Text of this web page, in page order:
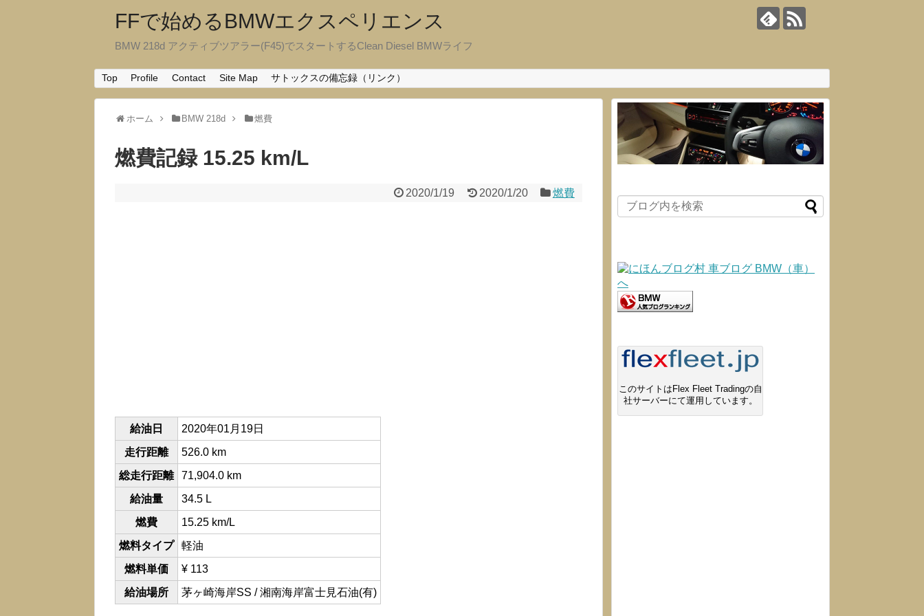
FFで始めるBMWエクスペリエンス
BMW 218d アクティブツアラー(F45)でスタートするClean Diesel BMWライフ
Top Profile Contact Site Map サトックスの備忘録（リンク）
ホーム BMW 218d 燃費
燃費記録 15.25 km/L
2020/1/19 2020/1/20 燃費
給油日
2020年01月19日
走行距離
526.0 km
総走行距離
71,904.0 km
給油量
34.5 L
燃費
15.25 km/L
燃料タイプ
軽油
燃料単価
¥ 113
給油場所
茅ヶ崎海岸SS / 湘南海岸富士見石油(有)
このサイトはFlex Fleet Tradingの自
社サーバーにて運用しています。